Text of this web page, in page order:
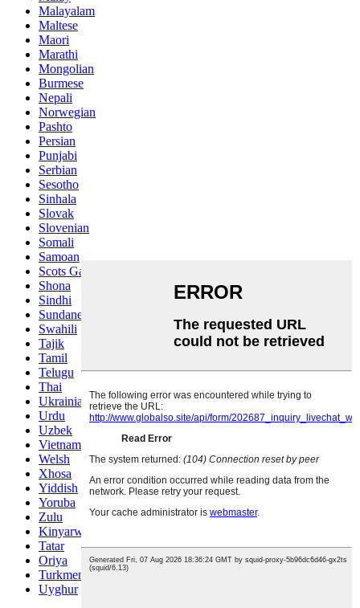
Malayalam
Maltese
Maori
Marathi
Mongolian
Burmese
Nepali
Norwegian
Pashto
Persian
Punjabi
Serbian
Sesotho
Sinhala
Slovak
Slovenian
Somali
Samoan
Scots Gaelic
Shona
Sindhi
Sundanese
Swahili
Tajik
Tamil
Telugu
Thai
Ukrainian
Urdu
Uzbek
Vietnamese
Welsh
Xhosa
Yiddish
Yoruba
Zulu
Kinyarwanda
Tatar
Oriya
Turkmen
Uyghur